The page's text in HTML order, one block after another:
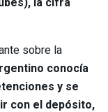
sobre la
conocía
y se
con el depósito,